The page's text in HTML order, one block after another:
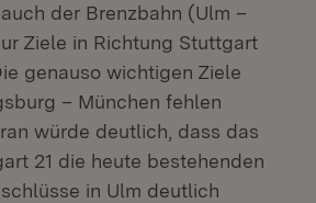
der Brenzbahn (Ulm –
Ziele in Richtung Stuttgart
genauso wichtigen Ziele
– München fehlen
würde deutlich, dass das
21 die heute bestehenden
in Ulm deutlich